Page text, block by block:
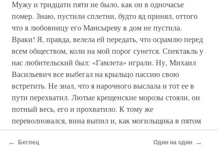
Мужу и тридцати пяти не было, как он в одночасье
помер. Знаю, пустили сплетни, будто яд принял, оттого
что я любовницу его Мансыреву в дом не пустила.
Враки! Я, правда, велела ей передать, что осрамлю перед
всем обществом, коли на мой порог сунется. Спектакль у
нас любительский был: «Гамлета» играли. Ну, Михаил
Васильевич все выбегал на крыльцо пассию свою
встретить. Не знал, что я нарочного выслала и тот ее в
пути перехватил. Лютые крещенские морозы стояли, он
потный весь, его и прохватило. К тому же
переволновался, вина выпил и, как могильщика в пятом
действии отыграл, прошел в гардеробную, тут ему
карачун и приключился. А что там пузырек пустой
← Беглец Один на один →